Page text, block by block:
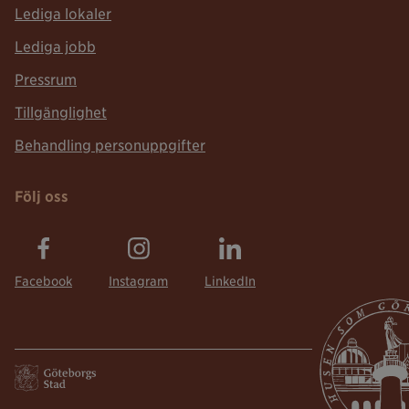
Lediga lokaler
Lediga jobb
Pressrum
Tillgänglighet
Behandling personuppgifter
Följ oss
Facebook Instagram LinkedIn